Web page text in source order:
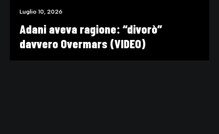
Luglio 10, 2026
Adani aveva ragione: “divorò”
davvero Overmars (VIDEO)